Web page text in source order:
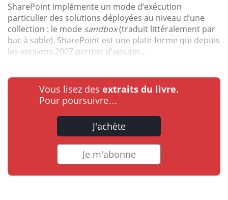
SharePoint implémente un mode d’exécution
particulier des solutions déployées au niveau d’une
collection : le mode sandbox(traduit littéralement par
bac à sable). SharePoint est une plate-forme qui depuis
les versions 2007 permet d’ajouter...
Vous lisez des extraits du livre.
Pour poursuivre…
J'achète
Je m'abonne